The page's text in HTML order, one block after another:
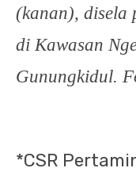
(kanan), disela
di Kawasan
Gunungkidul.
*CSR